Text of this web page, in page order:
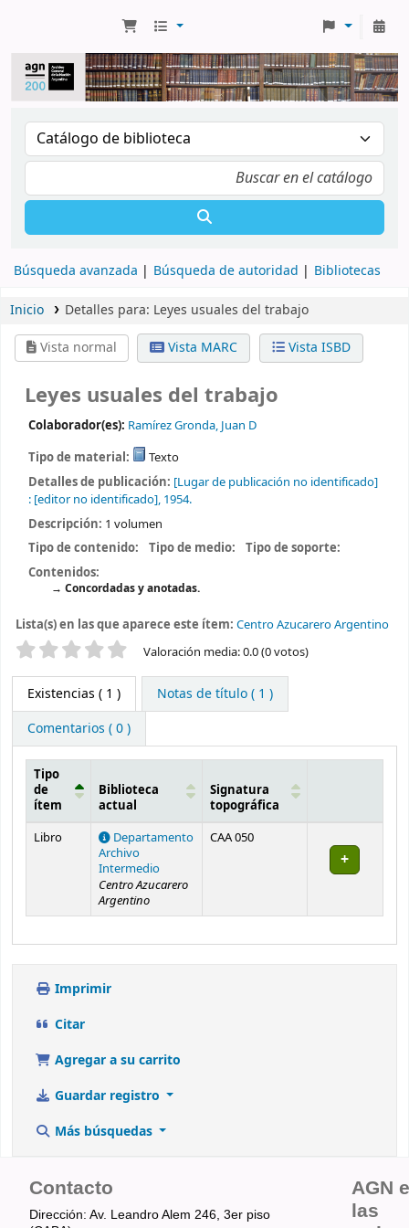
Búsqueda avanzada Búsqueda de autoridad Bibliotecas
Inicio Detalles para: Leyes usuales del trabajo
Vista normal
Vista MARC Vista ISBD
Leyes usuales del trabajo
Colaborador(es): Ramírez Gronda, Juan D
Tipo de material:
Texto
Detalles de publicación: [Lugar de publicación no identificado]
: [editor no identificado], 1954.
Descripción: 1 volumen
Tipo de contenido:
Tipo de medio:
Tipo de soporte:
Contenidos:
Concordadas y anotadas.
Lista(s) en las que aparece este ítem: Centro Azucarero Argentino
Valoración Valoración media: 0.0 (0 votos)
Existencias ( 1 )
Notas de título ( 1 )
Comentarios ( 0 )
Existencias
Tipo
de
ítem
Biblioteca
actual
Signatura
topográfica
Libro
Departamento
Archivo
Intermedio
Centro Azucarero
Argentino
CAA 050
Imprimir
Citar
Agregar a su carrito
Guardar registro
Más búsquedas
Contacto
Dirección: Av. Leandro Alem 246, 3er piso
AGN
las